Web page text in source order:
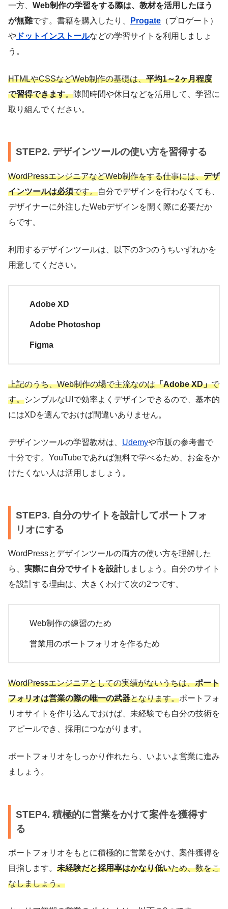
一方、 Web制作の学習をする際は、教材を活用したほう
が無難です。書籍を購入したり、 Progate （プロゲート）
や ドットインストールなどの学習サイトを利用しましょ
う。
HTMLやCSSなどWeb制作の基礎は、平均1～2ヶ月程度
で習得できます。隙間時間や休日などを活用して、学習に
取り組んでください。
STEP2. デザインツールの使い方を習得する
WordPressエンジニアなどWeb制作をする仕事には、デザ
インツールは必須です。自分でデザインを行わなくても、
デザイナーに外注したWebデザインを開く際に必要だか
らです。
利用するデザインツールは、以下の3つのうちいずれかを
用意してください。
Adobe XD
Adobe Photoshop
Figma
上記のうち、Web制作の場で主流なのは「Adobe XD」で
す。シンプルなUIで効率よくデザインできるので、基本的
にはXDを選んでおけば間違いありません。
デザインツールの学習教材は、 Udemyや市販の参考書で
十分です。YouTubeであれば無料で学べるため、お金をか
けたくない人は活用しましょう。
STEP3. 自分のサイトを設計してポートフォ
リオにする
WordPressとデザインツールの両方の使い方を理解した
ら、 実際に自分でサイトを設計しましょう。自分のサイト
を設計する理由は、大きくわけて次の2つです。
Web制作の練習のため
営業用のポートフォリオを作るため
WordPressエンジニアとしての実績がないうちは、ポート
フォリオは営業の際の唯一の武器となります。ポートフォ
リオサイトを作り込んでおけば、未経験でも自分の技術を
アピールでき、採用につながります。
ポートフォリオをしっかり作れたら、いよいよ営業に進み
ましょう。
STEP4. 積極的に営業をかけて案件を獲得す
る
ポートフォリオをもとに積極的に営業をかけ、案件獲得を
目指します。 未経験だと採用率はかなり低いため、数をこ
なしましょう。